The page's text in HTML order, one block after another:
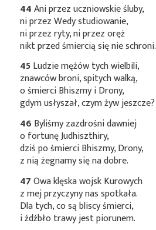
44Ani przez uczniowskie śluby,
ni przez Wedy studiowanie,
ni przez ryty, ni przez oręż
nikt przed śmiercią się nie schroni.
45Ludzie mężów tych wielbili,
znawców broni, spitych walką,
o śmierci Bhiszmy i Drony,
gdym usłyszał, czym żyw jeszcze?
46 Byliśmy zazdrośni dawniej
o fortunę Judhiszthiry,
dziś po śmierci Bhiszmy, Drony,
z nią żegnamy się na dobre.
47Owa klęska wojsk Kurowych
z mej przyczyny nas spotkała.
Dla tych, co są bliscy śmierci,
i źdźbło trawy jest piorunem.